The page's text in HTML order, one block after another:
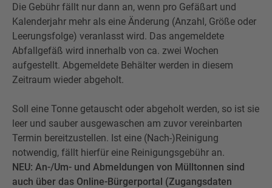
Die Gebühr fällt nur dann an, wenn pro Gefäßart und
Kalenderjahr mehr als eine Änderung (Anzahl, Größe oder
Leerungsfolge) veranlasst wird. Das angemeldete
Abfallgefäß wird innerhalb von ca. zwei Wochen
aufgestellt. Abgemeldete Behälter werden in diesem
Zeitraum wieder abgeholt.
Soll eine Tonne getauscht oder abgeholt werden, so ist sie
leer und sauber ausgewaschen am zuvor vereinbarten
Termin bereitzustellen. Ist eine (Nach-)Reinigung
notwendig, fällt hierfür eine Reinigungsgebühr an.
NEU: An-/Um- und Abmeldungen von Mülltonnen sind
auch über das Online-Bürgerportal (Zugangsdaten